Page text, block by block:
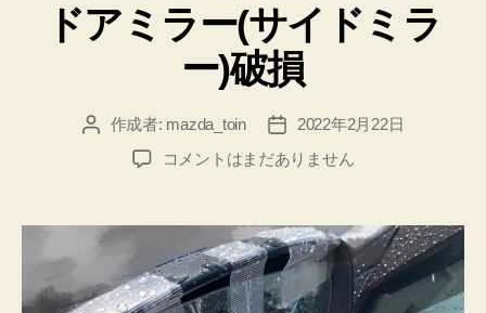
ゴ
リ
ー
ドアミラー(サイドミラ
ー)破損
投 作成者: mazda_toin
投
稿
日
2022年2月22日
ド
ラ
ー
(サ
イ
コメントはまだありません